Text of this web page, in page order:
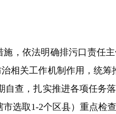
依法明确排污口责任
相关工作机制作用，统
查，扎实推进各项任务
选取1-2个区县）重点检